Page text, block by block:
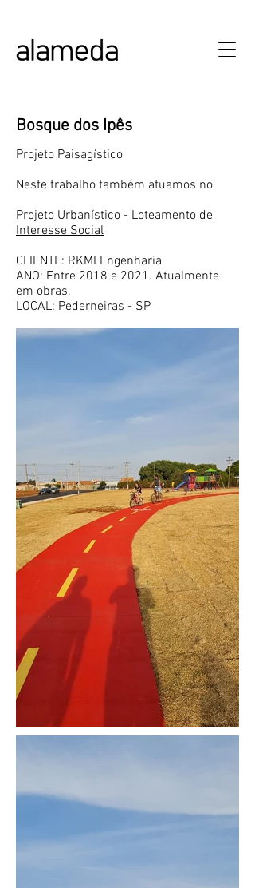
Bosque dos Ipês
Projeto Paisagístico
Neste trabalho também atuamos no
Projeto Urbanístico - Loteamento de
Interesse Social
CLIENTE: RKMI Engenharia
ANO: Entre 2018 e 2021. Atualmente
em obras.
LOCAL: Pederneiras - SP